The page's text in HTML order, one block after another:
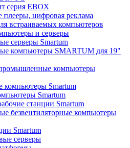
серия EBOX
плееры, цифровая реклама
встраиваемых компьютеров
и серверы
серверы Smartum
компьютеры SMARTUM для 19"
компьютеры
компьютеры Smartum
Smartum
станции Smartum
безвентиляторные компьютеры
Smartum
серверы